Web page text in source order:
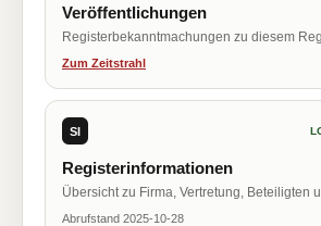
Veröffentlichungen
Registerbekanntmachungen zu diesem
Zum Zeitstrahl
SI
Registerinformationen
Übersicht zu Firma, Vertretung, Beteiligten
Abrufstand 2025-10-28